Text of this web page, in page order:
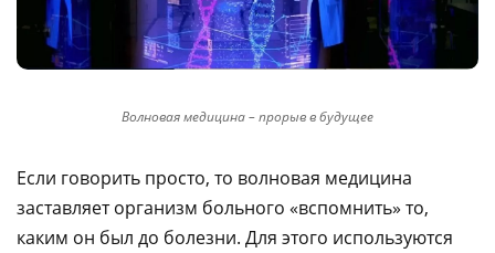
Волновая медицина – прорыв в будущее
Если говорить просто, то волновая медицина
заставляет организм больного «вспомнить» то,
каким он был до болезни. Для этого используются